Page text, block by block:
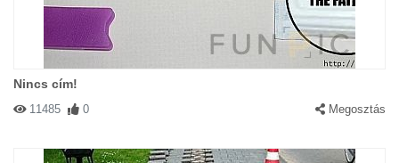
Nincs cím!
11485 0 Megosztás